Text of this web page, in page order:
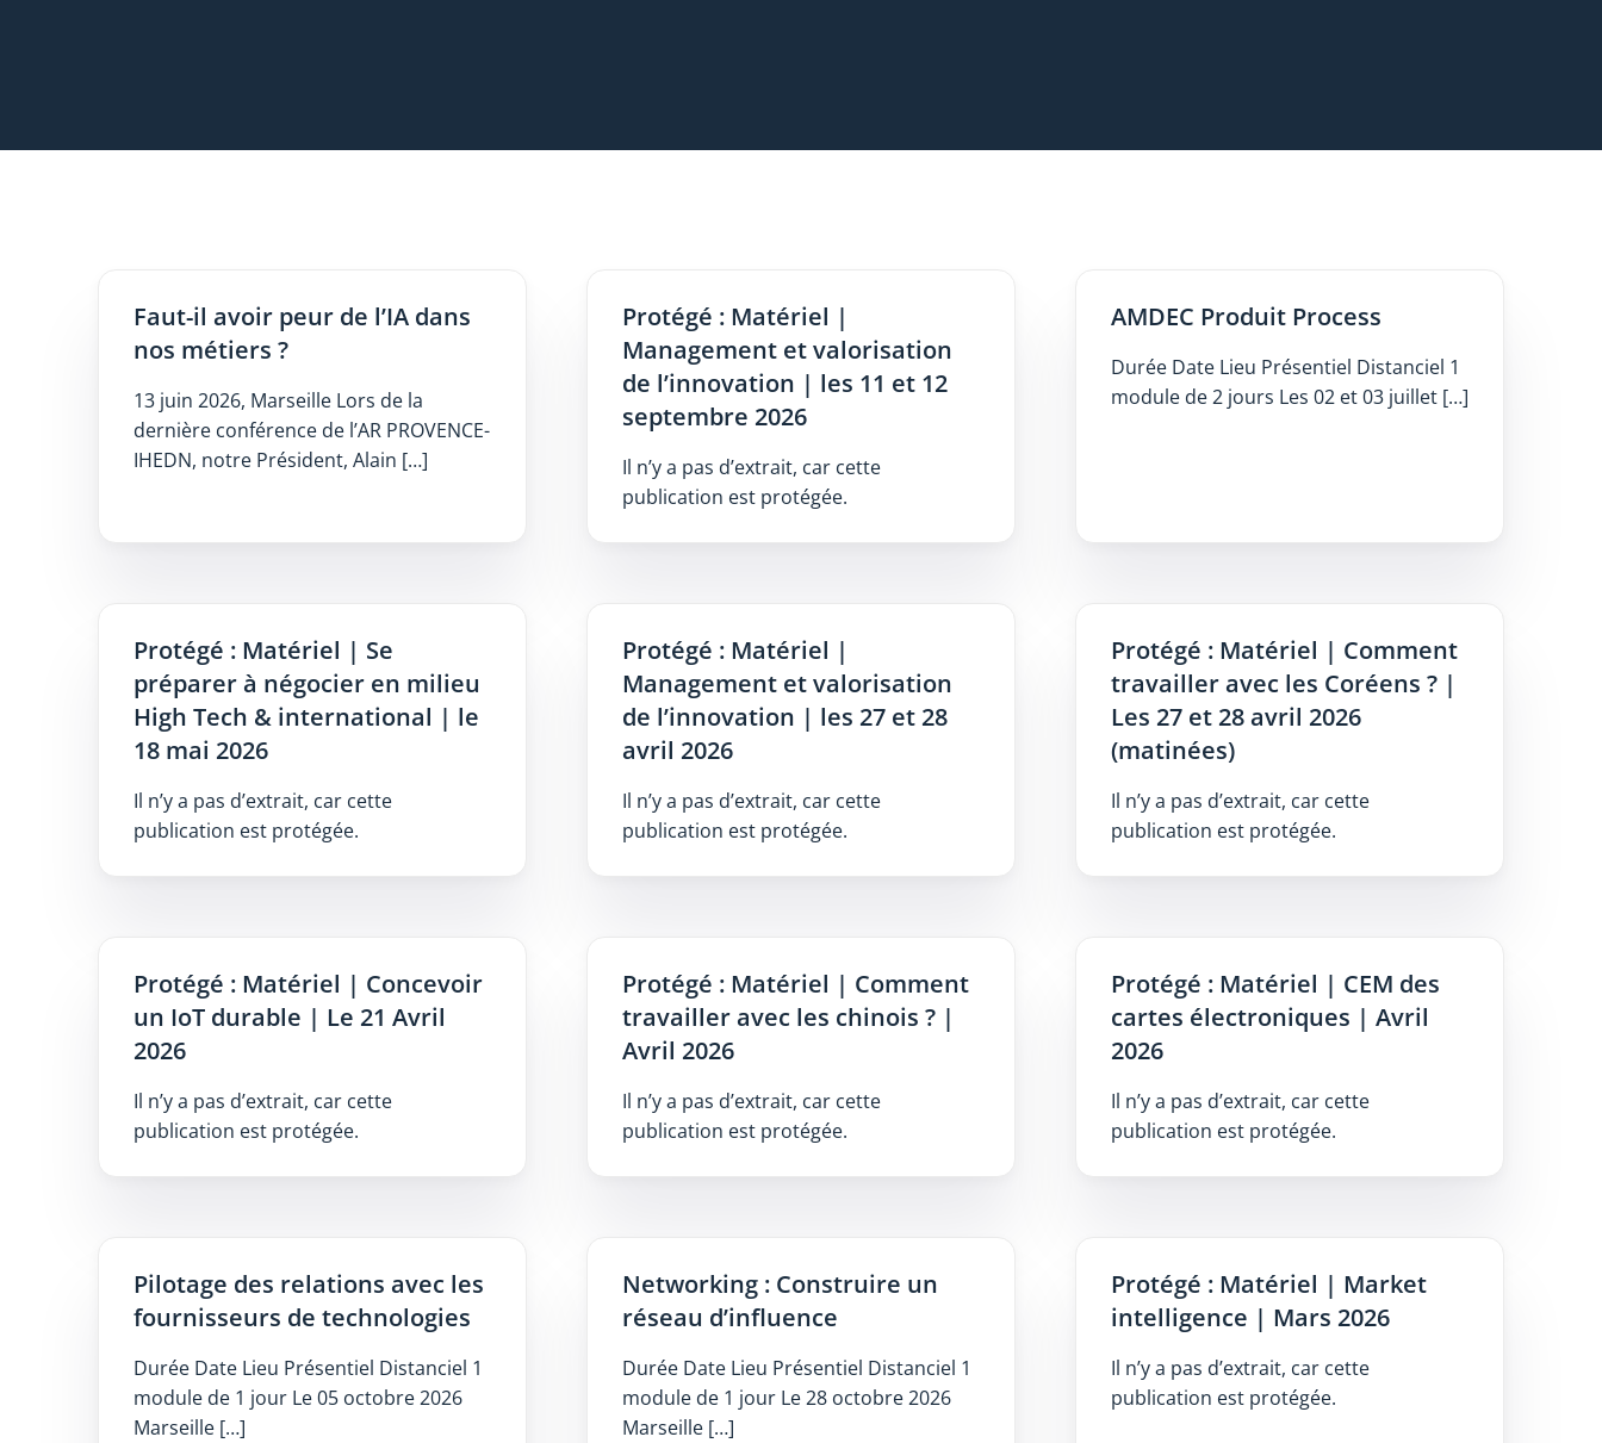
Faut-il avoir peur de l’IA dans
nos métiers ?
13 juin 2026, Marseille Lors de la
dernière conférence de l’AR PROVENCE-
IHEDN, notre Président, Alain […]
Protégé : Matériel |
Management et valorisation
de l’innovation | les 11 et 12
septembre 2026
Il n’y a pas d’extrait, car cette
publication est protégée.
AMDEC Produit Process
Durée Date Lieu Présentiel Distanciel 1
module de 2 jours Les 02 et 03 juillet […]
Protégé : Matériel | Se
préparer à négocier en milieu
High Tech & international | le
18 mai 2026
Il n’y a pas d’extrait, car cette
publication est protégée.
Protégé : Matériel |
Management et valorisation
de l’innovation | les 27 et 28
avril 2026
Il n’y a pas d’extrait, car cette
publication est protégée.
Protégé : Matériel | Comment
travailler avec les Coréens ? |
Les 27 et 28 avril 2026
(matinées)
Il n’y a pas d’extrait, car cette
publication est protégée.
Protégé : Matériel | Concevoir
un IoT durable | Le 21 Avril
2026
Il n’y a pas d’extrait, car cette
publication est protégée.
Protégé : Matériel | Comment
travailler avec les chinois ? |
Avril 2026
Il n’y a pas d’extrait, car cette
publication est protégée.
Protégé : Matériel | CEM des
cartes électroniques | Avril
2026
Il n’y a pas d’extrait, car cette
publication est protégée.
Pilotage des relations avec les
fournisseurs de technologies
Durée Date Lieu Présentiel Distanciel 1
module de 1 jour Le 05 octobre 2026
Marseille […]
Networking : Construire un
réseau d’influence
Durée Date Lieu Présentiel Distanciel 1
module de 1 jour Le 28 octobre 2026
Marseille […]
Protégé : Matériel | Market
intelligence | Mars 2026
Il n’y a pas d’extrait, car cette
publication est protégée.